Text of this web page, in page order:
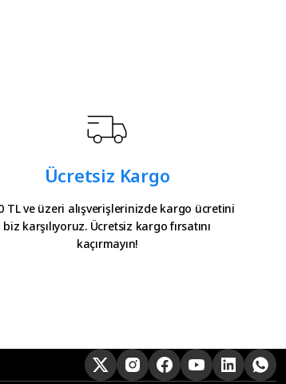
Ücretsiz Kargo
TL ve üzeri alışverişlerinizde kargo ücretini
biz karşılıyoruz. Ücretsiz kargo fırsatını
kaçırmayın!